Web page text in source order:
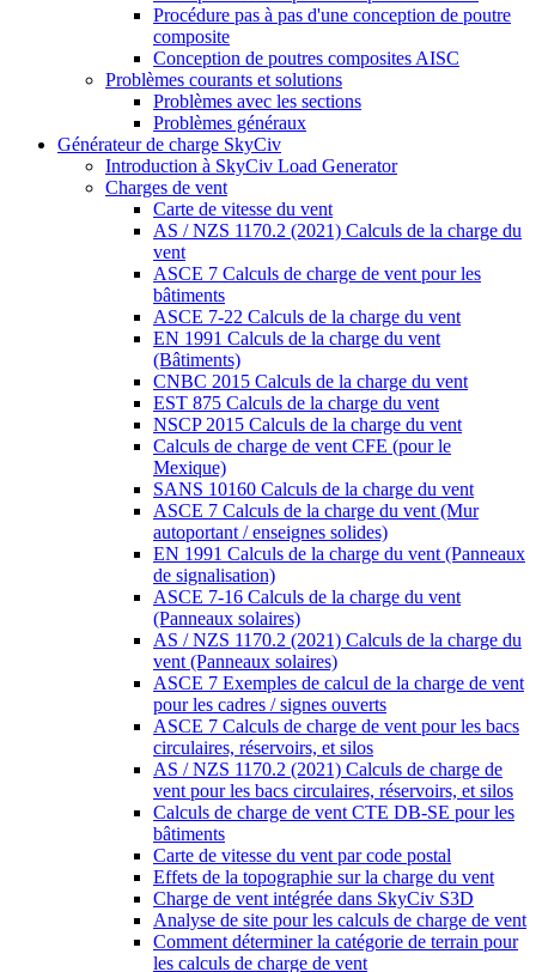
Procédure pas à pas d'une conception de poutre
composite
Conception de poutres composites AISC
Problèmes courants et solutions
Problèmes avec les sections
Problèmes généraux
Générateur de charge SkyCiv
Introduction à SkyCiv Load Generator
Charges de vent
Carte de vitesse du vent
AS / NZS 1170.2 (2021) Calculs de la charge du
vent
ASCE 7 Calculs de charge de vent pour les
bâtiments
ASCE 7-22 Calculs de la charge du vent
EN 1991 Calculs de la charge du vent
(Bâtiments)
CNBC 2015 Calculs de la charge du vent
EST 875 Calculs de la charge du vent
NSCP 2015 Calculs de la charge du vent
Calculs de charge de vent CFE (pour le
Mexique)
SANS 10160 Calculs de la charge du vent
ASCE 7 Calculs de la charge du vent (Mur
autoportant / enseignes solides)
EN 1991 Calculs de la charge du vent (Panneaux
de signalisation)
ASCE 7-16 Calculs de la charge du vent
(Panneaux solaires)
AS / NZS 1170.2 (2021) Calculs de la charge du
vent (Panneaux solaires)
ASCE 7 Exemples de calcul de la charge de vent
pour les cadres / signes ouverts
ASCE 7 Calculs de charge de vent pour les bacs
circulaires, réservoirs, et silos
AS / NZS 1170.2 (2021) Calculs de charge de
vent pour les bacs circulaires, réservoirs, et silos
Calculs de charge de vent CTE DB-SE pour les
bâtiments
Carte de vitesse du vent par code postal
Effets de la topographie sur la charge du vent
Charge de vent intégrée dans SkyCiv S3D
Analyse de site pour les calculs de charge de vent
Comment déterminer la catégorie de terrain pour
les calculs de charge de vent